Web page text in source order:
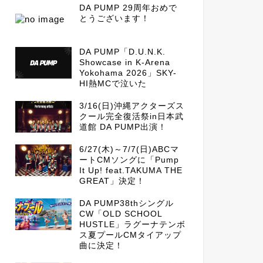
DA PUMP 29周年おめで
とうございます！
DA PUMP「D.U.N.K.
Showcase in K-Arena
Yokohama 2026」SKY-
HI熱MCで泣いた
3/16(日)沖縄アクターズス
クール完全復活祭in日本武
道館 DA PUMP出演！
6/27(木)～7/7(日)ABCマ
ートCMソングに「Pump
It Up! feat.TAKUMA THE
GREAT」決定！
DA PUMP38thシングル
CW「OLD SCHOOL
HUSTLE」ラグーナテンボ
ス夏プールCMタイアップ
曲に決定！